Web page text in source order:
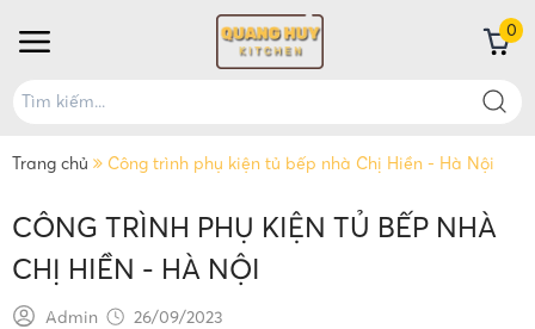
0
Trang chủ Công trình phụ kiện tủ bếp nhà Chị Hiền - Hà Nội
CÔNG TRÌNH PHỤ KIỆN TỦ BẾP NHÀ
CHỊ HIỀN - HÀ NỘI
Admin
26/09/2023